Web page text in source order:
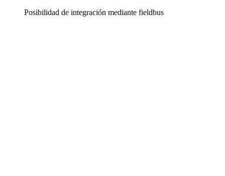
Posibilidad de integración mediante fieldbus